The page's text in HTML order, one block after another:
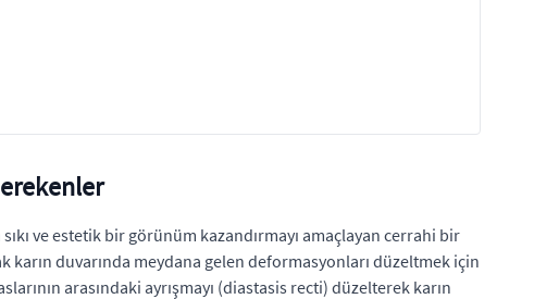
ve estetik bir görünüm kazandırmayı amaçlayan cerrahi bir
karın duvarında meydana gelen deformasyonları düzeltmek için
arasındaki ayrışmayı (diastasis recti) düzelterek karın